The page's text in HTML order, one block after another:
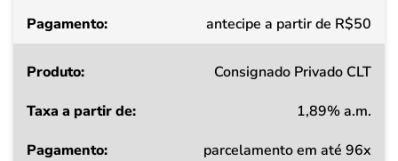
Pagamento
antecipe a partir de R$50
Consignado Privado CLT
1,89% a.m.
parcelamento em até 96x